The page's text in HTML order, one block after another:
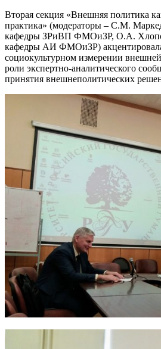
Вторая секция «Внешняя политика
практика» (модераторы – С.М.
кафедры ЗРиВП ФМОиЗР, О.А.
кафедры АИ ФМОиЗР)
социокультурном измерении
роли экспертно-аналитического
принятия внешнеполитических